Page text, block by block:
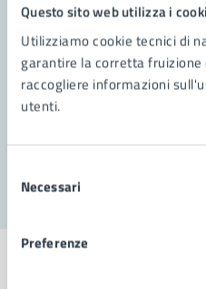
Questo sito web utilizza i
Utilizziamo cookie tecnici di
garantire la corretta
raccogliere informazioni
utenti.
delNecessari
Preferenze
Richiedi assistenza
Prenota appuntamento
Problemi in città